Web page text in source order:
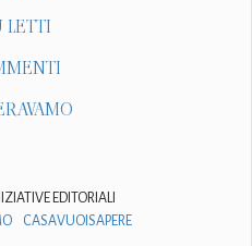
LETTI
EDITORIALI
CASAVUOISAPERE